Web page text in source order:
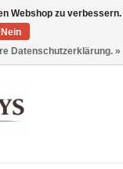
0 Artikel - €0,00
Webshop zu verbessern.
Nein
Datenschutzerklärung. »